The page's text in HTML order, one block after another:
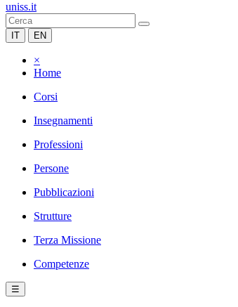
uniss.it
IT EN
×
Home
Corsi
Insegnamenti
Professioni
Persone
Pubblicazioni
Strutture
Terza Missione
Competenze
☰